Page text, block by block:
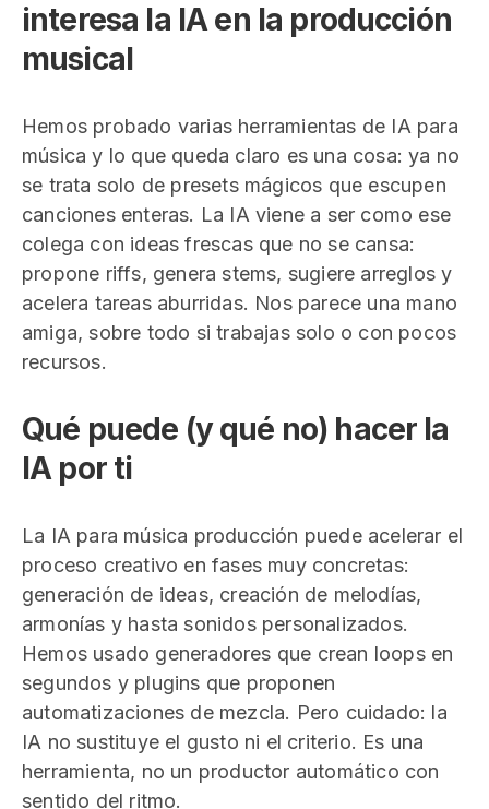
interesa la IA en la producción
musical
Hemos probado varias herramientas de IA para
música y lo que queda claro es una cosa: ya no
se trata solo de presets mágicos que escupen
canciones enteras. La IA viene a ser como ese
colega con ideas frescas que no se cansa:
propone riffs, genera stems, sugiere arreglos y
acelera tareas aburridas. Nos parece una mano
amiga, sobre todo si trabajas solo o con pocos
recursos.
Qué puede (y qué no) hacer la
IA por ti
La IA para música producción puede acelerar el
proceso creativo en fases muy concretas:
generación de ideas, creación de melodías,
armonías y hasta sonidos personalizados.
Hemos usado generadores que crean loops en
segundos y plugins que proponen
automatizaciones de mezcla. Pero cuidado: la
IA no sustituye el gusto ni el criterio. Es una
herramienta, no un productor automático con
sentido del ritmo.